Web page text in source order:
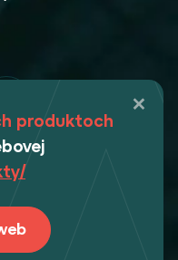
produktoch
Deers